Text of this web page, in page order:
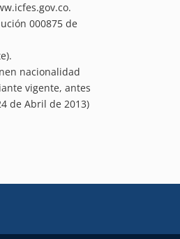
000875 de
nacionalidad
vigente, antes
de Abril de 2013)